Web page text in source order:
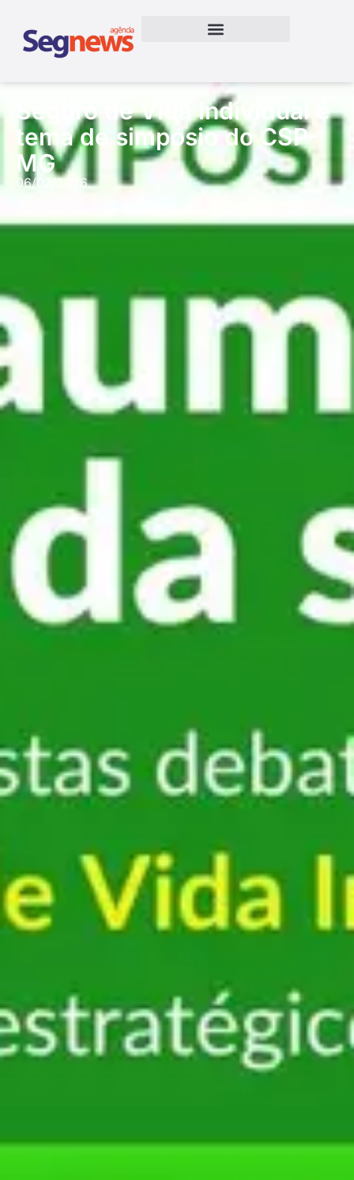
Seguro de Vida Individual é
tema de simpósio do CSP-
MG
06/07/2026